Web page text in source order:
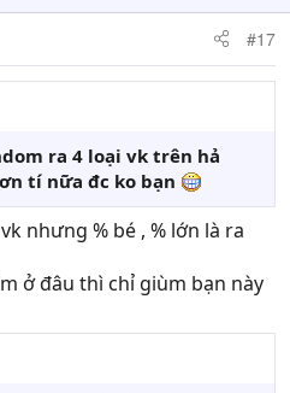
#17
ra 4 loại vk trên hả
tí nữa đc ko bạn
nhưng % bé , % lớn là ra
ở đâu thì chỉ giùm bạn này